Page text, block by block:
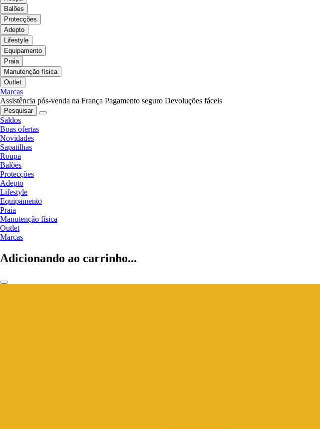
Balões
Protecções
Adepto
Lifestyle
Equipamento
Praia
Manutenção física
Outlet
Marcas
Assistência pós-venda na França Pagamento seguro Devoluções fáceis
Pesquisar
Saldos
Boas ofertas
Novidades
Sapatilhas
Roupa
Balões
Protecções
Adepto
Lifestyle
Equipamento
Praia
Manutenção física
Outlet
Marcas
Adicionando ao carrinho...